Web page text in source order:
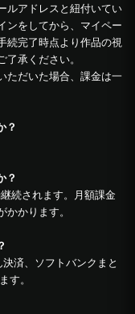
ルアドレスと紐付いてい
ンをしてから、マイペー
続完了時点より作品の視
承ください。
ただいた場合、課金は一
？
？
続されます。月額課金
かります。
済、ソフトバンクまと
す。